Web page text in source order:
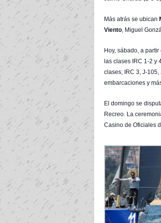
Más atrás se ubican
Viento, Miguel
Hoy, sábado, a
las clases IRC 1-2 y
clases; IRC 3, J-
embarcaciones y
El domingo se
Recreo. La
Casino de Oficiales